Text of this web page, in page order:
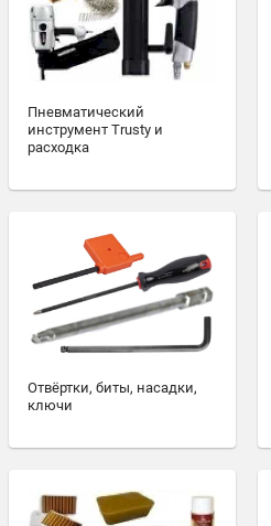
Пневматический
инструмент Trusty и
расходка
Отвёртки, биты, насадки,
ключи